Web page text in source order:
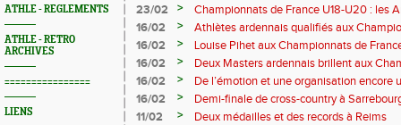
ATHLE - REGLEMENTS
ATHLE - RETRO
ARCHIVES
================
LIENS
23/02
>
Championnats de France U18-U20 : les
Val-de-Reuil
16/02 >
Athlètes ardennais qualifiés aux
en salle
16/02 >
Louise Pihet aux Championnats de
16/02
>
Deux Masters ardennais brillent aux
Saint‑Brieuc
16/02 >
De l’émotion et une organisation encore
Trail 2026
16/02 >
Demi-finale de cross-country à
boue… et à la fête !
11/02 >
Deux médailles et des records à Reims